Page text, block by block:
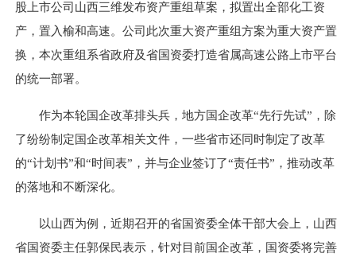
股上市公司山西三维发布资产重组草案，拟置出全部化工资
产，置入榆和高速。公司此次重大资产重组方案为重大资产置
换，本次重组系省政府及省国资委打造省属高速公路上市平台
的统一部署。
作为本轮国企改革排头兵，地方国企改革“先行先试”，除
了纷纷制定国企改革相关文件，一些省市还同时制定了改革
的“计划书”和“时间表”，并与企业签订了“责任书”，推动改革
的落地和不断深化。
以山西为例，近期召开的省国资委全体干部大会上，山西
省国资委主任郭保民表示，针对目前国企改革，国资委将完善